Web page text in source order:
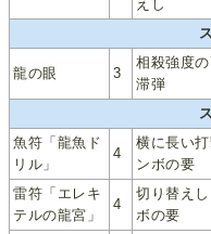
えし
龍の眼 3
相殺強度
滞弾
魚符「龍魚ド
リル」
4
横に長い
ンボの要
雷符「エレキ
テルの龍宮」
4
切り替え
ボの要